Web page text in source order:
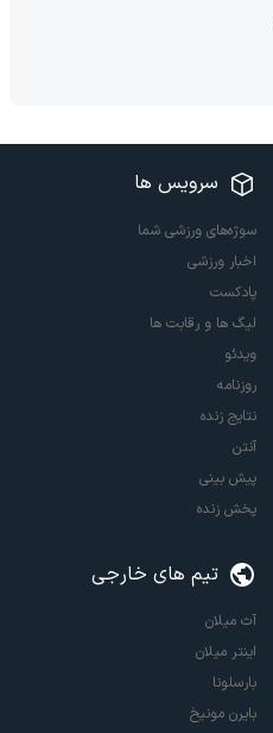
سرویس ها
سوژه‌های ورزشی شما
اخبار ورزشی
پادکست
لیگ ها و رقابت ها
ویدئو
روزنامه
نتایج زنده
آنتن
پیش بینی
پخش زنده
تیم های خارجی
آث میلان
اینتر میلان
بارسلونا
بایرن مونیخ